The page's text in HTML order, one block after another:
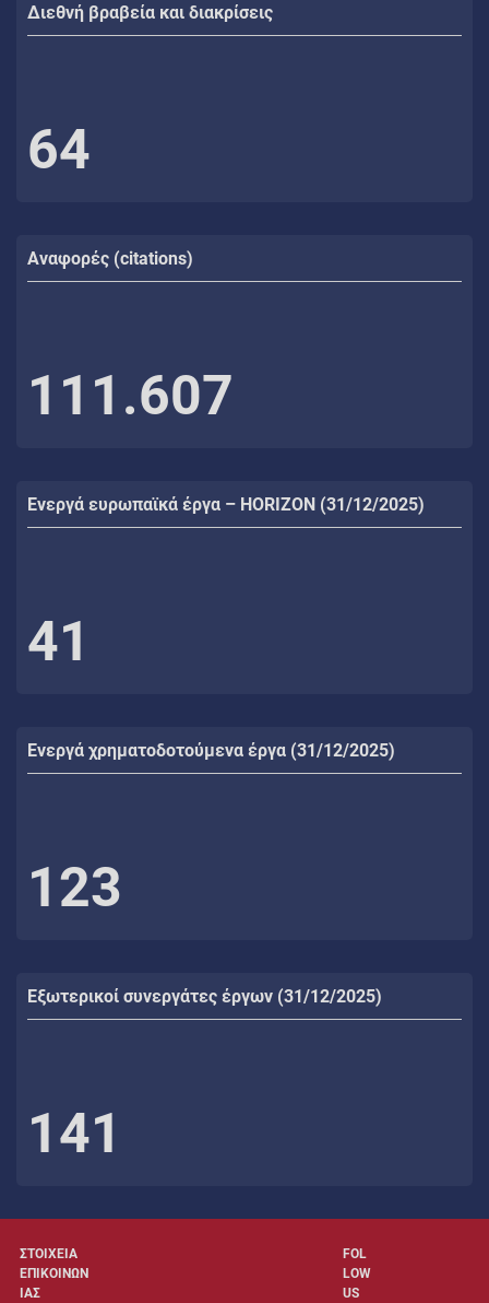
Διεθνή βραβεία και διακρίσεις
64
Αναφορές (citations)
111.607
Ενεργά ευρωπαϊκά έργα – HORIZON (31/12/2025)
41
Ενεργά χρηματοδοτούμενα έργα (31/12/2025)
123
Εξωτερικοί συνεργάτες έργων (31/12/2025)
141
ΣΤΟΙΧΕΙΑ
ΕΠΙΚΟΙΝΩΝ
ΙΑΣ
FOL
LOW
US